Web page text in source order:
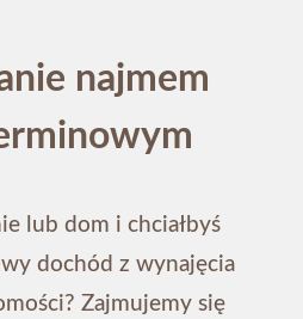
najmem
lub dom i chciałbyś
dochód z wynajęcia
Zajmujemy się